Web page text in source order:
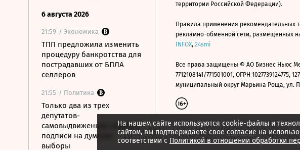
6 августа 2026
21:59 / Экономика
ТПП предложила изменить
процедуру банкротства для
пострадавших от БПЛА
селлеров
21:55 / Политика
Только два из трех
депутатов-
самовыдвиженцев собрали
подписи на думские
выборы
На нашем сайте используются cookie-файлы и
сайтом, вы подтверждаете свое согласие на
соответствии с Политикой в отношении обработки
территории Российской Федерации).
Правила применения рекомендательных
рекламно-обменной сети, размещенных
INFOX, 24smi
Все права защищены © АО Бизнес Ньюс
7712108141/771501001, ОГРН 1027739124775,
муниципальный округ Марьина Роща, ул.